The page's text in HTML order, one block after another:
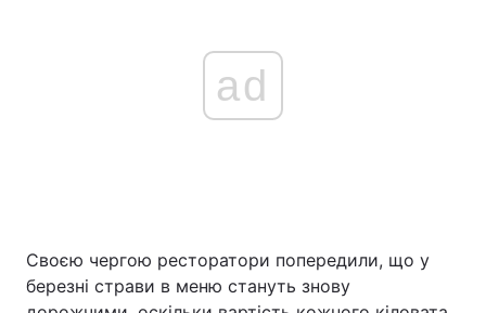
ad
Своєю чергою ресторатори попередили, що у
березні страви в меню стануть знову